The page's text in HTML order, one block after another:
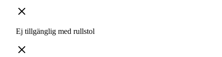
Ej tillgänglig med rullstol